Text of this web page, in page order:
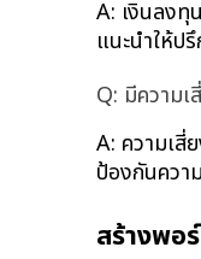
A: เงินลงทุ
แนะนำให้ป
Q: มีความเ
A: ความเสี่
ป้องกันควา
สร้างพอ